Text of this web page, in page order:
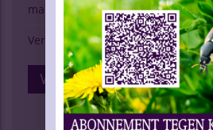
marktspiegel
Verschijning Drinks Slijtersvakblad
Volg Ons Op Facebook